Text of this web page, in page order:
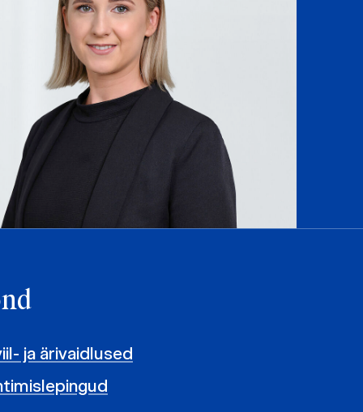
ja ärivaidlused